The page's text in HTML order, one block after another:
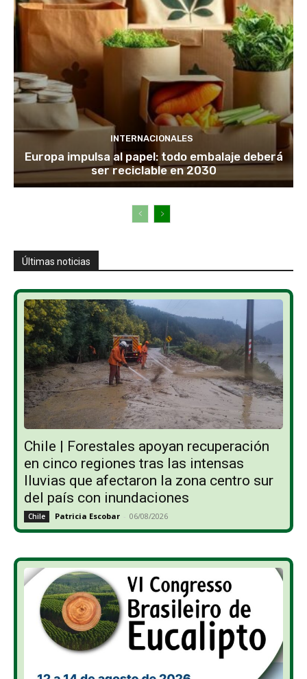
INTERNACIONALES
Europa impulsa al papel: todo embalaje deberá
ser reciclable en 2030
Últimas noticias
Chile | Forestales apoyan recuperación
en cinco regiones tras las intensas
lluvias que afectaron la zona centro sur
del país con inundaciones
Chile Patricia Escobar - 06/08/2026